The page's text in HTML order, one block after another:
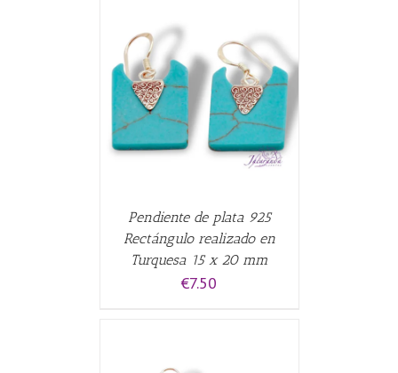
Pendiente de plata 925
Rectángulo realizado en
Turquesa 15 x 20 mm
€7.50